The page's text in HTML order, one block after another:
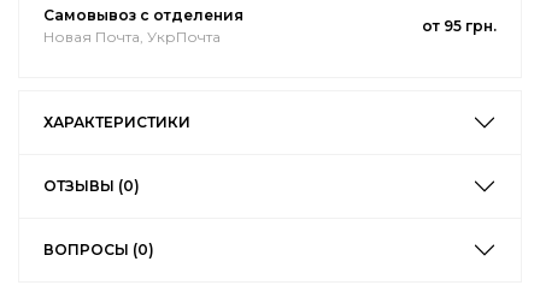
Самовывоз с отделения
Новая Почта, УкрПочта
от 95 грн.
ХАРАКТЕРИСТИКИ
ОТЗЫВЫ (0)
ВОПРОСЫ (0)